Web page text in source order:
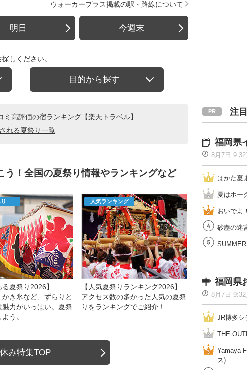
ウォーカープラス掲載の駅・路線について
明日 今週末
しください。
目的から探す
高評価の宿ランキング【楽天トラベル】
れる夏祭り一覧
！全国の夏祭り情報やランキングなど
夏祭り2026】
かき氷など、ずらりと
魅力がいっぱい。夏祭
う。
人気ランキング
【人気夏祭りランキング2026】
アクセス数の多かった人気の夏祭
りをランキングでご紹介！
み特集TOP
注
福岡県
8月7日 9:32
はかた夏
夏はホー
おいでよ
砂塵の迷
福岡県
8月7日 9:32
JR博多シ
THE
Yamaya
ス)